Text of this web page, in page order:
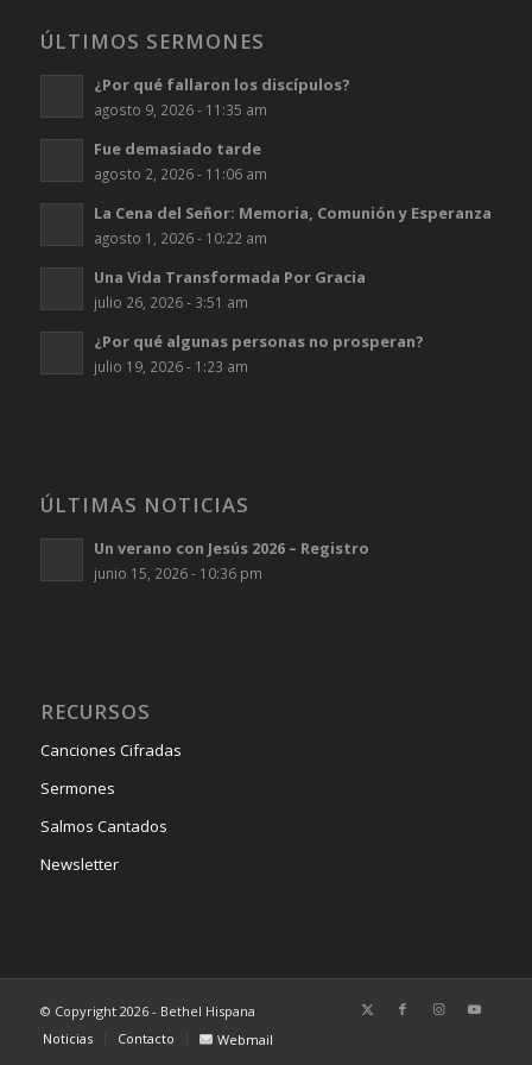
ÚLTIMOS SERMONES
¿Por qué fallaron los discípulos?
agosto 9, 2026 - 11:35 am
Fue demasiado tarde
agosto 2, 2026 - 11:06 am
La Cena del Señor: Memoria, Comunión y Esperanza
agosto 1, 2026 - 10:22 am
Una Vida Transformada Por Gracia
julio 26, 2026 - 3:51 am
¿Por qué algunas personas no prosperan?
julio 19, 2026 - 1:23 am
ÚLTIMAS NOTICIAS
Un verano con Jesús 2026 – Registro
junio 15, 2026 - 10:36 pm
RECURSOS
Canciones Cifradas
Sermones
Salmos Cantados
Newsletter
© Copyright 2026 - Bethel Hispana
Noticias
Contacto Webmail